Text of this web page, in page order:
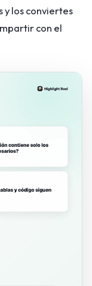
y los conviertes
con el